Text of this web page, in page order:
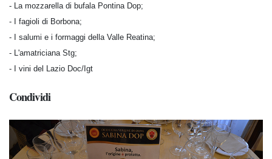
- La mozzarella di bufala Pontina Dop;
- I fagioli di Borbona;
- I salumi e i formaggi della Valle Reatina;
- L'amatriciana Stg;
- I vini del Lazio Doc/Igt
Condividi